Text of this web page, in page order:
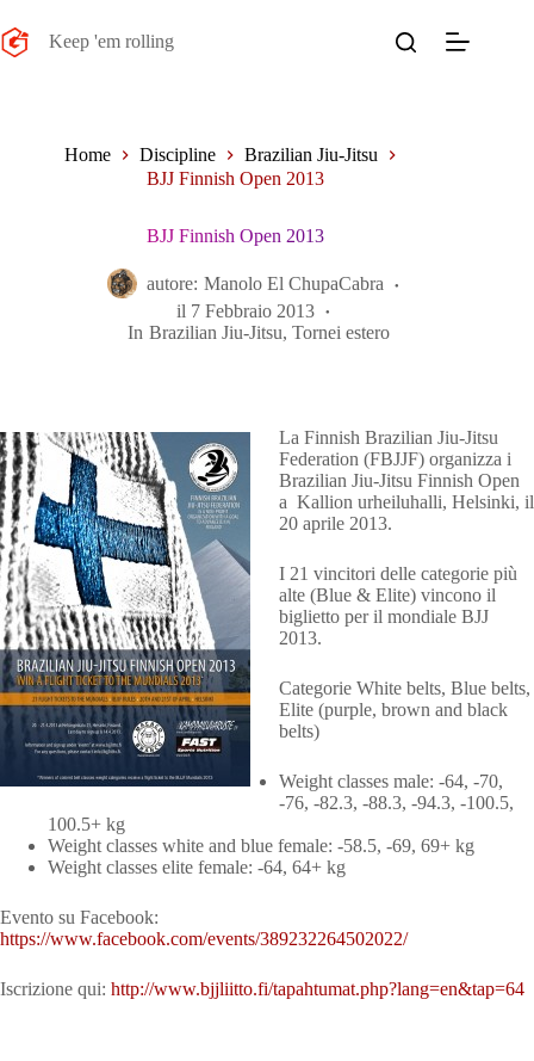
al
contenuto
Keep 'em rolling
Home Discipline
Brazilian Jiu-Jitsu
BJJ Finnish Open 2013
BJJ Finnish Open 2013
autore: Manolo El ChupaCabra
il 7 Febbraio 2013
In Brazilian Jiu-Jitsu, Tornei estero
La Finnish Brazilian Jiu-Jitsu
Federation (FBJJF) organizza i
Brazilian Jiu-Jitsu Finnish Open
a Kallion urheiluhalli, Helsinki, il
20 aprile 2013.
I 21 vincitori delle categorie più
alte (Blue & Elite) vincono il
biglietto per il mondiale BJJ
2013.
Categorie White belts, Blue belts,
Elite (purple, brown and black
belts)
Weight classes male: -64, -70,
-76, -82.3, -88.3, -94.3, -100.5,
100.5+ kg
Weight classes white and blue female: -58.5, -69, 69+ kg
Weight classes elite female: -64, 64+ kg
Evento su Facebook:
https://www.facebook.com/events/389232264502022/
Iscrizione qui: http://www.bjjliitto.fi/tapahtumat.php?lang=en&tap=64